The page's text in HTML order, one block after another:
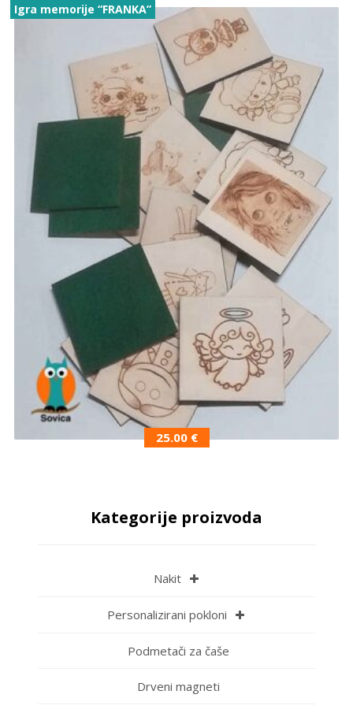
Igra memorije “FRANKA”
25.00 €
Kategorije proizvoda
Nakit
Personalizirani pokloni
Podmetači za čaše
Drveni magneti